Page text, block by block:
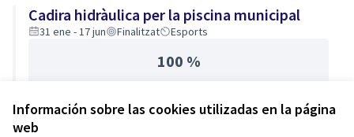
Información sobre las cookies utilizadas en la página
web
Cadira hidràulica per la piscina municipal
31 ene - 17 jun Finalitzat Esports
100 %